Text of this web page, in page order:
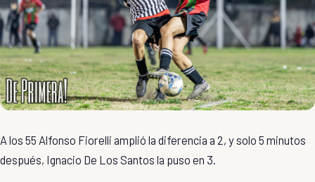
A los 55 Alfonso Fiorelli amplió la diferencia a 2, y solo 5 minutos
después, Ignacio De Los Santos la puso en 3.